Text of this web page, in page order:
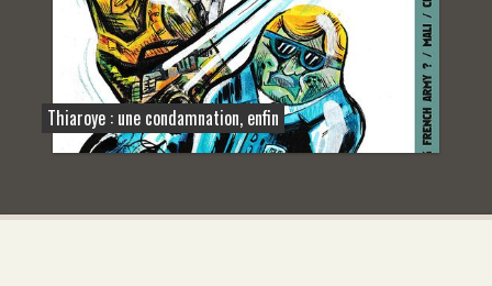
Thiaroye : une condamnation, enfin